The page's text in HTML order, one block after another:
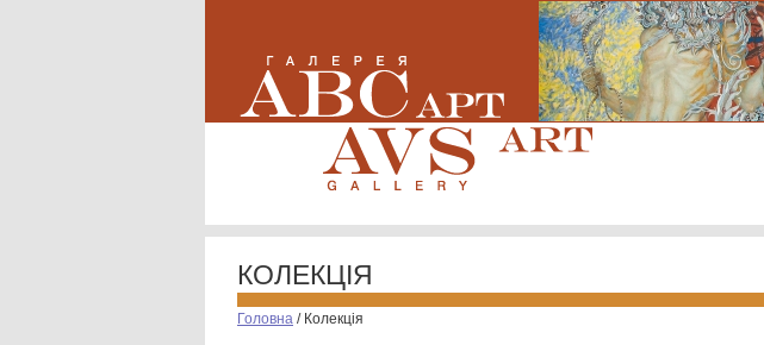
КОЛЕКЦІЯ
Головна / Колекція